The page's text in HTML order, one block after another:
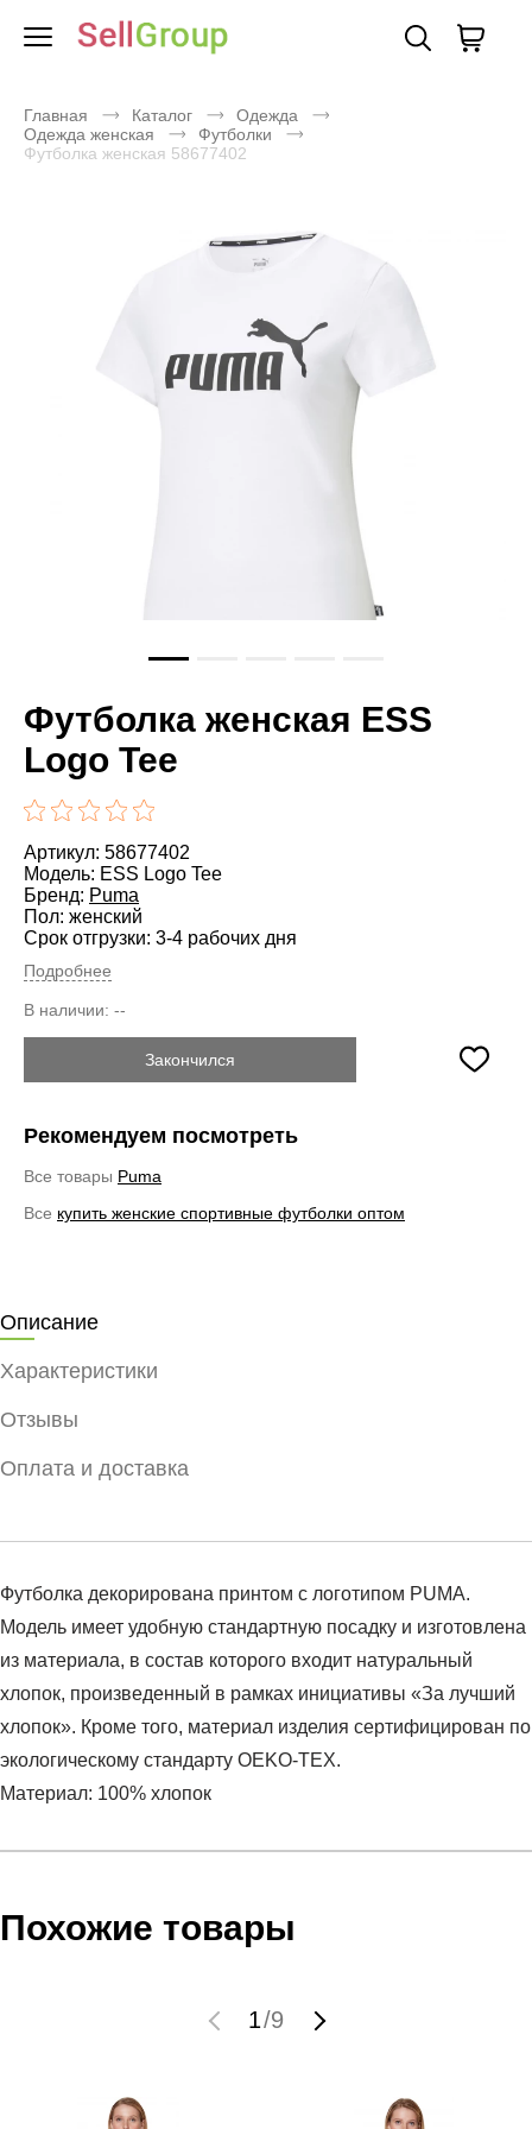
Главная Каталог
Одежда
Одежда женская
Футболки
Футболка женская 58677402
Футболка женская ESS
Logo Tee
Артикул: 58677402
Модель: ESS Logo Tee
Бренд: Puma
Пол: женский
Срок отгрузки: 3-4 рабочих дня
Подробнее
В наличии: --
Закончился
Рекомендуем посмотреть
Все товары Puma
Все купить женские спортивные футболки оптом
Описание
Характеристики
Отзывы
Оплата и доставка
Футболка декорирована принтом с логотипом PUMA.
Модель имеет удобную стандартную посадку и изготовлена
из материала, в состав которого входит натуральный
хлопок, произведенный в рамках инициативы «За лучший
хлопок». Кроме того, материал изделия сертифицирован по
экологическому стандарту OEKO-TEX.
Материал: 100% хлопок
Артикул:58677402
Пол:женский
спортивный стиль
Срок отгрузки:
Условия оплаты
высылает Вам менеджер.
мы не увидим Вашу оплату.
Похожие товары
1/9